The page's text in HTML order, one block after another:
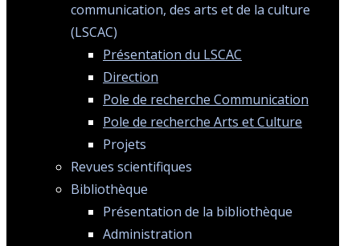
communication, des arts et de la culture
(LSCAC)
Présentation du LSCAC
Direction
Pole de recherche Communication
Pole de recherche Arts et Culture
Projets
Revues scientifiques
Bibliothèque
Présentation de la bibliothèque
Administration